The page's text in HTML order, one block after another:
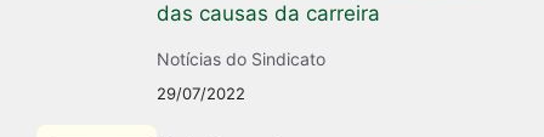
das causas da carreira
Notícias do Sindicato
29/07/2022